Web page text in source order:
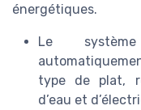
énergétiques.
Le
type de plat,
d’eau et